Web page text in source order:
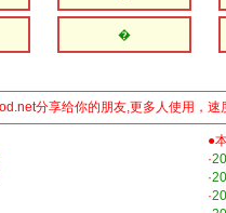
�
分享给你的朋友,更多人使用，
●
·
·
·